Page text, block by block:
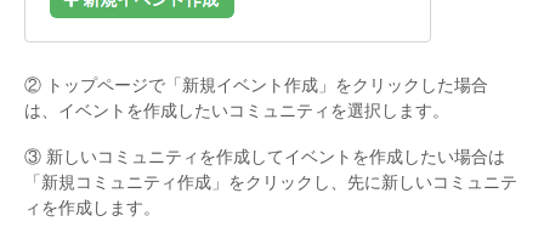
② トップページで「新規イベント作成」をクリックした場合
は、イベントを作成したいコミュニティを選択します。
③ 新しいコミュニティを作成してイベントを作成したい場合は
「新規コミュニティ作成」をクリックし、先に新しいコミュニテ
ィを作成します。